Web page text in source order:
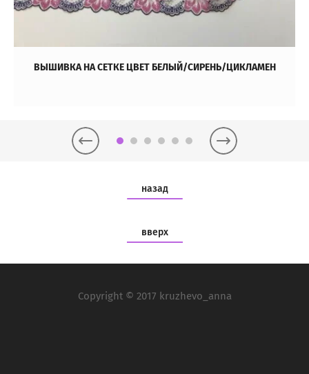
ВЫШИВКА НА СЕТКЕ ЦВЕТ БЕЛЫЙ/СИРЕНЬ/ЦИКЛАМЕН
назад
вверх
Copyright © 2017 kruzhevo_anna